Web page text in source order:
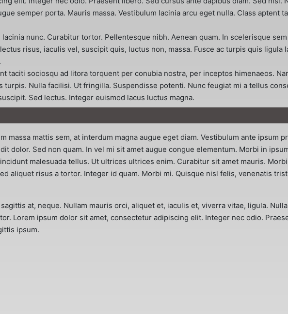
semper porta. Mauris massa. Vestibulum lacinia arcu eget nulla. Class
nunc. Curabitur tortor. Pellentesque nibh. Aenean quam. In scelerisque
risus, iaculis vel, suscipit quis, luctus non, massa. Fusce ac turpis quis ligula
taciti sociosqu ad litora torquent per conubia nostra, per inceptos himenaeos.
turpis. Nulla facilisi. Ut fringilla. Suspendisse potenti. Nunc feugiat mi a tellus
Sed lectus. Integer euismod lacus luctus magna.
massa mattis sem, at interdum magna augue eget diam. Vestibulum ante
dolor. Sed non quam. In vel mi sit amet augue congue elementum. Morbi in
malesuada tellus. Ut ultrices ultrices enim. Curabitur sit amet mauris.
aliquet risus a tortor. Integer id quam. Morbi mi. Quisque nisl felis, venenatis
at, neque. Nullam mauris orci, aliquet et, iaculis et, viverra vitae, ligula.
Lorem ipsum dolor sit amet, consectetur adipiscing elit. Integer nec odio.
ipsum.